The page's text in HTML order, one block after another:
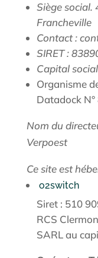
Siège social.
Francheville
Contact :
SIRET :
Capital
Organisme
Datadock
Nom du
Verpoest
Ce site est
o2switch
Siret : 510
RCS
SARL au